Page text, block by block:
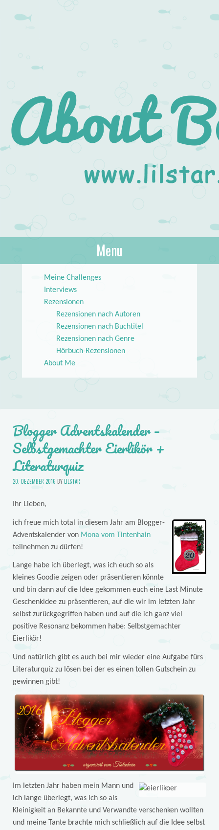
About Books
lilstar.de
Menu
Meine Challenges
Interviews
Rezensionen
Rezensionen nach Autoren
Rezensionen nach Buchtitel
Rezensionen nach Genre
Hörbuch-Rezensionen
About Me
Blogger Adventskalender –
Selbstgemachter Eierlikör +
Literaturquiz
20. DEZEMBER 2016 BYLILSTAR
Ihr Lieben,
ich freue mich total in diesem Jahr am Blogger-
Adventskalender von Mona vom Tintenhain
teilnehmen zu dürfen!
Lange habe ich überlegt, was ich euch so als
kleines Goodie zeigen oder präsentieren könnte
und bin dann auf die Idee gekommen euch eine Last Minute
Geschenkidee zu präsentieren, auf die wir im letzten Jahr
selbst zurückgegriffen haben und auf die ich ganz viel
positive Resonanz bekommen habe: Selbstgemachter
Eierlikör!
Und natürlich gibt es auch bei mir wieder eine Aufgabe fürs
Literaturquiz zu lösen bei der es einen tollen Gutschein zu
gewinnen gibt!
Im letzten Jahr haben mein Mann und
ich lange überlegt, was ich so als
Kleinigkeit an Bekannte und Verwandte verschenken wollten
und meine Tante brachte mich schließlich auf die Idee selbst